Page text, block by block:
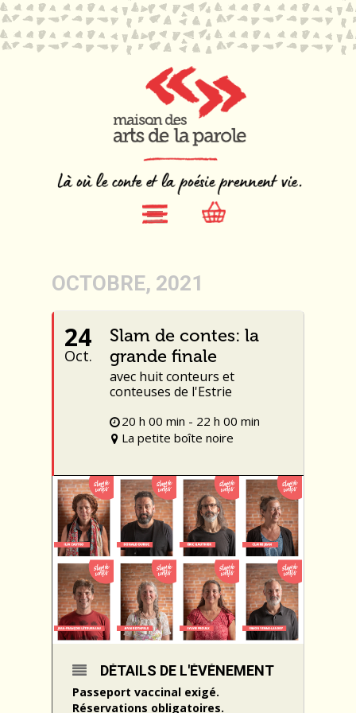
OCTOBRE, 2021
24
Oct.
Slam de contes: la
grande finale
avec huit conteurs et
conteuses de l'Estrie
20 h 00 min - 22 h 00 min
La petite boîte noire
DÉTAILS DE L'ÉVÉNEMENT
Passeport vaccinal exigé.
Réservations obligatoires.